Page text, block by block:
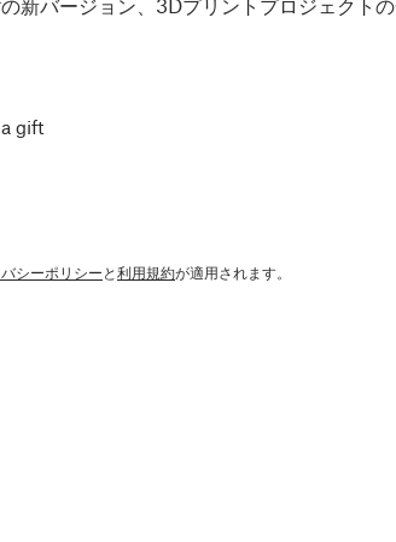
gift
シーポリシーと利用規約が適用されます。